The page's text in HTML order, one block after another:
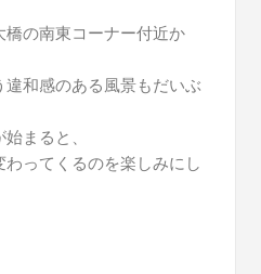
の南東コーナー付近か
和感のある風景もだいぶ
まると、
ってくるのを楽しみにし